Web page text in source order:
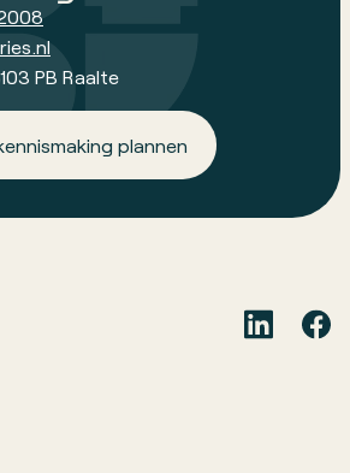
PB Raalte
plannen